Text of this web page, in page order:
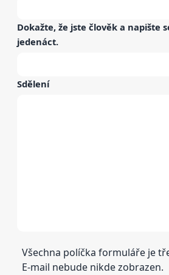
Dokažte, že jste člověk a napište
jedenáct.
Sdělení
Všechna políčka formuláře je
E-mail nebude nikde zobrazen.